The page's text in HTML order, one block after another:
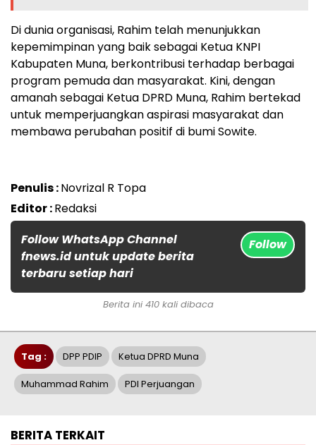
Di dunia organisasi, Rahim telah menunjukkan
kepemimpinan yang baik sebagai Ketua KNPI
Kabupaten Muna, berkontribusi terhadap berbagai
program pemuda dan masyarakat. Kini, dengan
amanah sebagai Ketua DPRD Muna, Rahim bertekad
untuk memperjuangkan aspirasi masyarakat dan
membawa perubahan positif di bumi Sowite.
Penulis :Novrizal R Topa
Editor :Redaksi
Follow WhatsApp Channel
fnews.id untuk update berita
terbaru setiap hari
Follow
Berita ini 410 kali dibaca
Tag : DPP PDIP Ketua DPRD Muna
Muhammad Rahim PDI Perjuangan
BERITA TERKAIT